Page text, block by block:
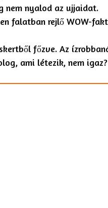
nem nyalod az ujjaidat.
falatban rejlő WOW-
főzve. Az
ami létezik, nem